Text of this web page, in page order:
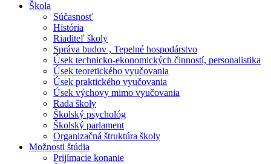
Škola
Súčasnosť
História
Riaditeľ školy
Správa budov , Tepelné hospodárstvo
Úsek technicko-ekonomických činností, personalistika
Úsek teoretického vyučovania
Úsek praktického vyučovania
Úsek výchovy mimo vyučovania
Rada školy
Školský psychológ
Školský parlament
Organizačná štruktúra školy
Možnosti štúdia
Prijímacie konanie